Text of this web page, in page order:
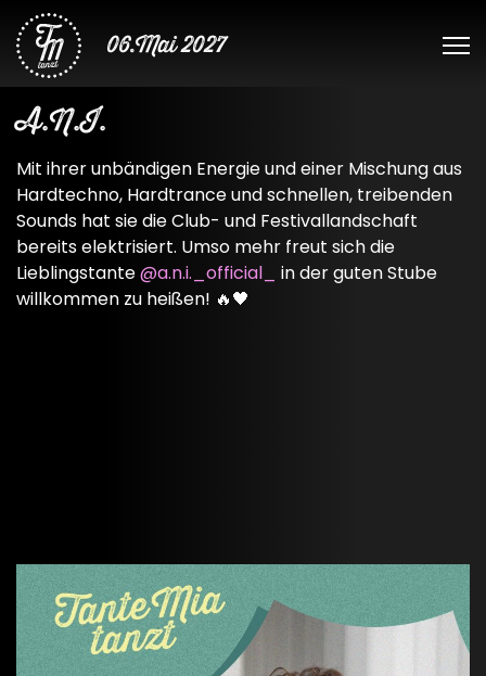
06.Mai 2027
A.N.I.
Mit ihrer unbändigen Energie und einer Mischung aus
Hardtechno, Hardtrance und schnellen, treibenden
Sounds hat sie die Club- und Festivallandschaft
bereits elektrisiert. Umso mehr freut sich die
Lieblingstante@a.n.i._official_
in der guten Stube
willkommen zu heißen! 🔥🖤